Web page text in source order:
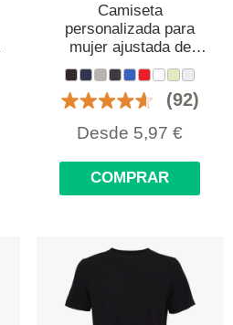
Camiseta
personalizada para
mujer ajustada de
algodón orgánico
(92)
Desde 5,97 €
COMPRAR